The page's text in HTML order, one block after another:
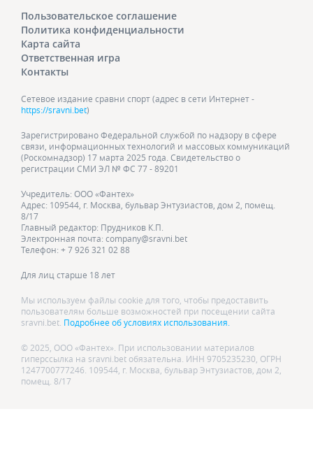
Пользовательское соглашение
Политика конфиденциальности
Карта сайта
Ответственная игра
Контакты
Сетевое издание сравни спорт (адрес в сети Интернет -
https://sravni.bet)
Зарегистрировано Федеральной службой по надзору в сфере
связи, информационных технологий и массовых коммуникаций
(Роскомнадзор) 17 марта 2025 года. Свидетельство о
регистрации СМИ ЭЛ № ФС 77 - 89201
Учредитель: ООО «Фантех»
Адрес: 109544, г. Москва, бульвар Энтузиастов, дом 2, помещ.
8/17
Главный редактор: Прудников К.П.
Электронная почта: company@sravni.bet
Телефон: + 7 926 321 02 88
Для лиц старше 18 лет
Мы используем файлы cookie для того, чтобы предоставить
пользователям больше возможностей при посещении сайта
sravni.bet. Подробнее об условиях использования.
© 2025, ООО «Фантех». При использовании материалов
гиперссылка на sravni.bet обязательна. ИНН 9705235230, ОГРН
1247700777246. 109544, г. Москва, бульвар Энтузиастов, дом 2,
помещ. 8/17